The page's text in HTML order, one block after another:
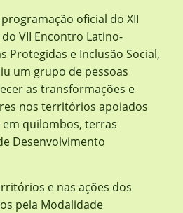
oficial do XII
VII Encontro Latino-
Protegidas e Inclusão Social,
um grupo de pessoas
as transformações e
nos territórios apoiados
quilombos, terras
Desenvolvimento
e nas ações dos
pela Modalidade